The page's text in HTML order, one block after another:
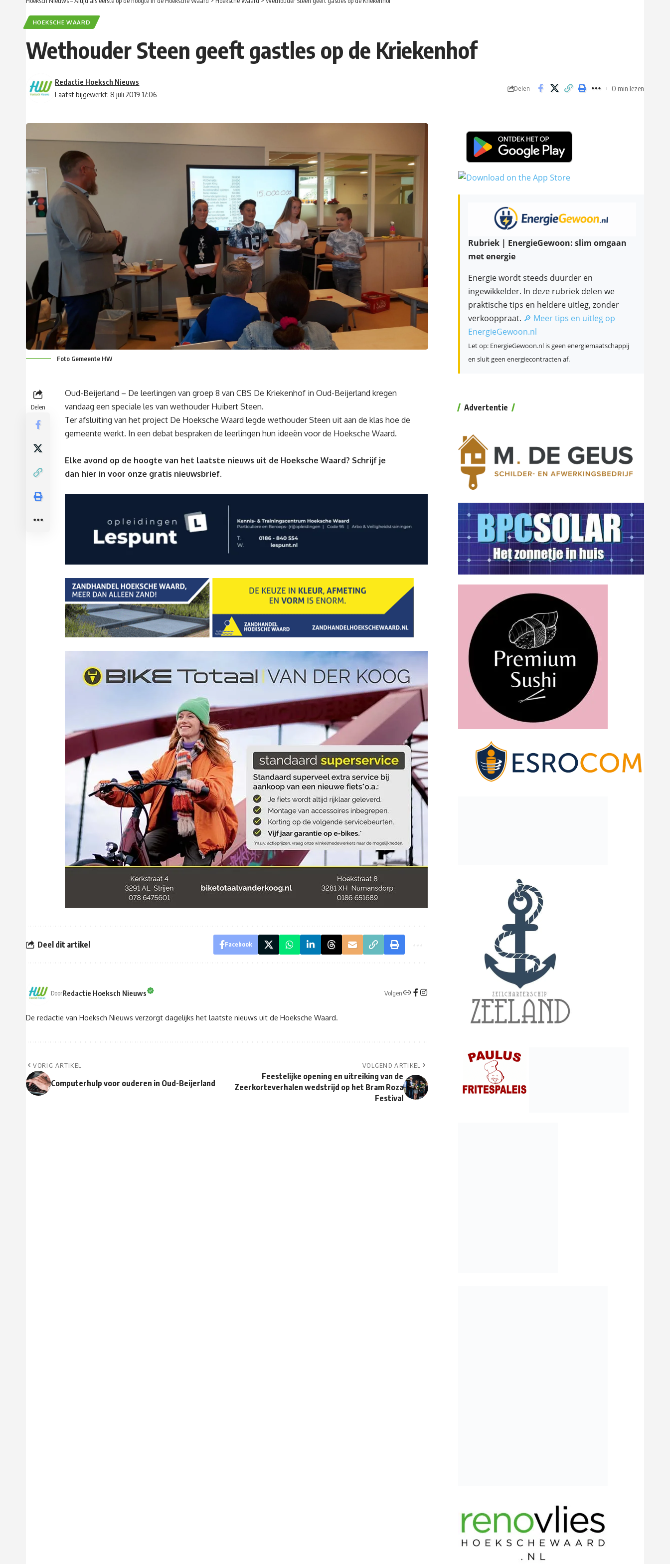
HOEKSCHE WAARD
Wethouder Steen geeft gastles op de Kriekenhof
Laatst bijgewerkt: 8 juli 2019 17:06
Redactie Hoeksch Nieuws
Delen 0 min lezen
Foto Gemeente HW
Delen
Oud-Beijerland – De leerlingen van groep 8 van CBS De Kriekenhof in Oud-Beijerland kregen
vandaag een speciale les van wethouder Huibert Steen.
Ter afsluiting van het project De Hoeksche Waard legde wethouder Steen uit aan de klas hoe de
gemeente werkt. In een debat bespraken de leerlingen hun ideeën voor de Hoeksche Waard.
Elke avond op de hoogte van het laatste nieuws uit de Hoeksche Waard? Schrijf je
dan hier in voor onze gratis nieuwsbrief.
Deel dit artikel Facebook
DoorRedactie Hoeksch Nieuws Volgen
De redactie van Hoeksch Nieuws verzorgt dagelijks het laatste nieuws uit de Hoeksche Waard.
VORIG ARTIKEL
Computerhulp voor ouderen in Oud-Beijerland
VOLGEND ARTIKEL
Feestelijke opening en uitreiking van de
Zeerkorteverhalen wedstrijd op het Bram Roza
Festival
Rubriek | EnergieGewoon: slim omgaan
met energie
Energie wordt steeds duurder en
ingewikkelder. In deze rubriek delen we
praktische tips en heldere uitleg, zonder
verkooppraat. 🔎 Meer tips en uitleg op
EnergieGewoon.nl
Let op: EnergieGewoon.nl is geen energiemaatschappij
en sluit geen energiecontracten af.
Advertentie